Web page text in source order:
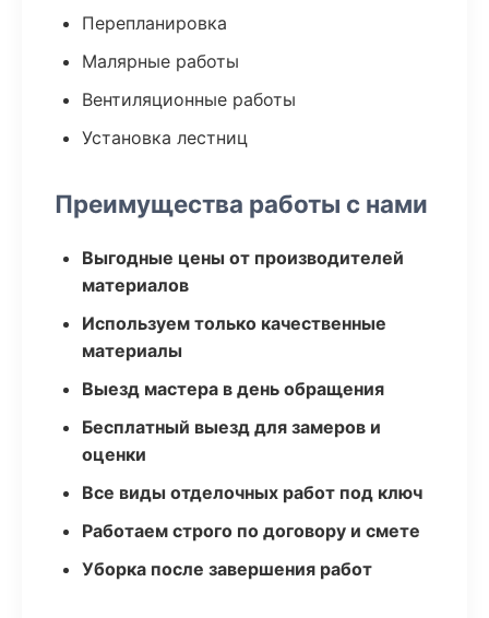
Перепланировка
Малярные работы
Вентиляционные работы
Установка лестниц
Преимущества работы с нами
Выгодные цены от производителей
материалов
Используем только качественные
материалы
Выезд мастера в день обращения
Бесплатный выезд для замеров и
оценки
Все виды отделочных работ под ключ
Работаем строго по договору и смете
Уборка после завершения работ